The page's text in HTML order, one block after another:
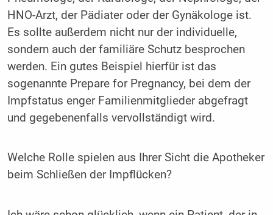
HNO-Arzt, der Pädiater oder der Gynäkologe ist.
Es sollte außerdem nicht nur der individuelle,
sondern auch der familiäre Schutz besprochen
werden. Ein gutes Beispiel hierfür ist das
sogenannte Prepare for Pregnancy, bei dem der
Impfstatus enger Familienmitglieder abgefragt
und gegebenenfalls vervollständigt wird.
Welche Rolle spielen aus Ihrer Sicht die Apotheker
beim Schließen der Impflücken?